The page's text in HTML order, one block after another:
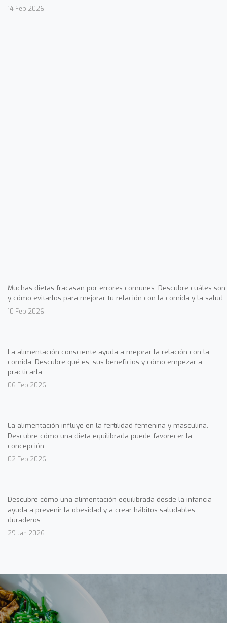
14 Feb 2026
Muchas dietas fracasan por errores comunes. Descubre cuáles son
y cómo evitarlos para mejorar tu relación con la comida y la salud.
10 Feb 2026
La alimentación consciente ayuda a mejorar la relación con la
comida. Descubre qué es, sus beneficios y cómo empezar a
practicarla.
06 Feb 2026
La alimentación influye en la fertilidad femenina y masculina.
Descubre cómo una dieta equilibrada puede favorecer la
concepción.
02 Feb 2026
Descubre cómo una alimentación equilibrada desde la infancia
ayuda a prevenir la obesidad y a crear hábitos saludables
duraderos.
29 Jan 2026